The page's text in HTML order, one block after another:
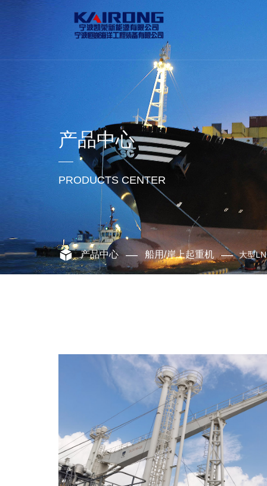
产品中心
PRODUCTS CENTER
产品中心 — 船用/岸上起重机 — 大型